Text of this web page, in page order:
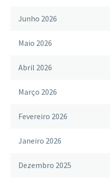
Junho 2026
Maio 2026
Abril 2026
Março 2026
Fevereiro 2026
Janeiro 2026
Dezembro 2025